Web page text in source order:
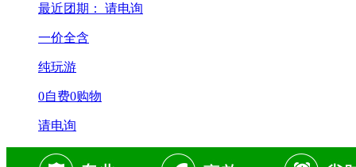
最近团期： 请电询
一价全含
纯玩游
0自费0购物
请电询